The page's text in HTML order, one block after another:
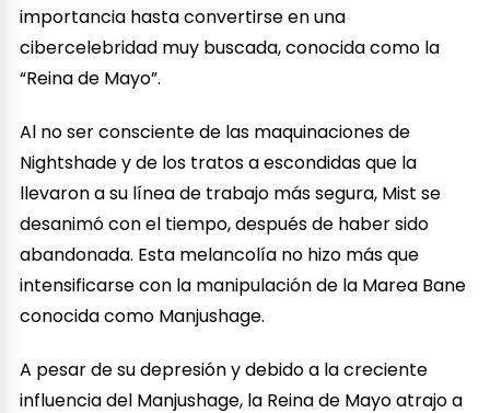
importancia hasta convertirse en una
cibercelebridad muy buscada, conocida como la
“Reina de Mayo”.
Al no ser consciente de las maquinaciones de
Nightshade y de los tratos a escondidas que la
llevaron a su línea de trabajo más segura, Mist se
desanimó con el tiempo, después de haber sido
abandonada. Esta melancolía no hizo más que
intensificarse con la manipulación de la Marea Bane
conocida como Manjushage.
A pesar de su depresión y debido a la creciente
influencia del Manjushage, la Reina de Mayo atrajo a